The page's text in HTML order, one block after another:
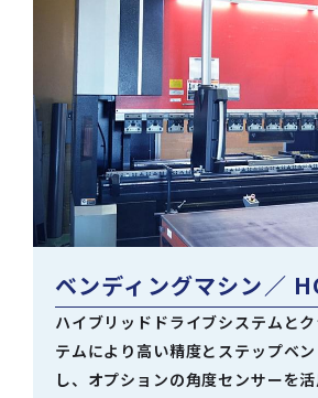
ベンディングマシン ／
ハイブリッドドライブシステムと
テムにより高い精度とステップベ
し、オプションの角度センサーを